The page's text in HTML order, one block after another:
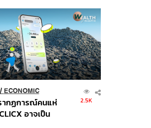
ECONOMIC
ากฏการณ์คนแห่
อาจเป็น
2.5K